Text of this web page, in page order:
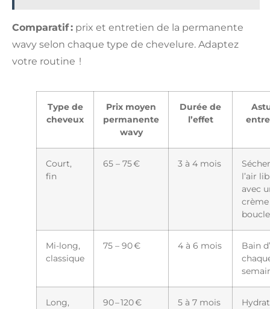
Comparatif : prix et entretien de la permanente
wavy selon chaque type de chevelure. Adaptez
votre routine !
Type de
cheveux
Prix moyen
permanente
wavy
Durée de
l’effet
Court,
fin
65 – 75 € 3 à 4 mois
l’air
avec
crème
Mi-long,
classique
75 – 90 € 4 à 6 mois
Bain
Long,
90 – 120 €
5 à 7 mois